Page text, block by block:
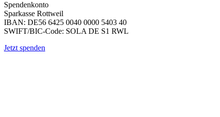
Spendenkonto
Sparkasse Rottweil
IBAN: DE56 6425 0040 0000 5403 40
SWIFT/BIC-Code: SOLA DE S1 RWL
Jetzt spenden